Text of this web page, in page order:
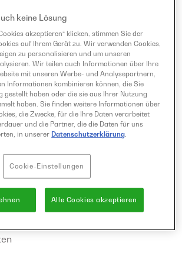
keine Lösung
akzeptieren“ klicken, stimmen Sie der
auf Ihrem Gerät zu. Wir verwenden Cookies,
zu personalisieren und um unseren
Wir teilen auch Informationen über Ihre
mit unseren Werbe- und Analysepartnern,
Informationen kombinieren können, die Sie
gestellt haben oder die sie aus Ihrer Nutzung
haben. Sie finden weitere Informationen über
die Zwecke, für die Ihre Daten verarbeitet
und die Partner, die die Daten für uns
in unserer Datenschutzerklärung
Cookie-Einstellungen
Alle Cookies akzeptieren